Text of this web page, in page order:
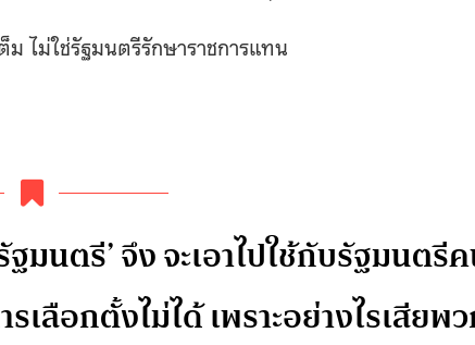
ไม่ใช่รัฐมนตรีรักษาราชการแทน
มนตรี’ จึง จะเอาไปใช้กับรัฐมนตรี
ลือกตั้งไม่ได้ เพราะอย่างไรเสียพ